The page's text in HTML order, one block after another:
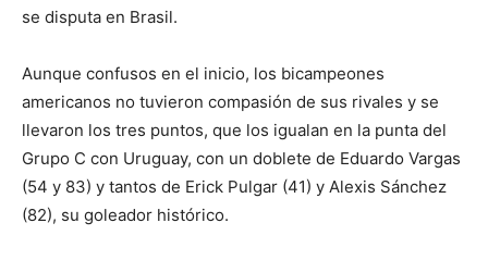
se disputa en Brasil.
Aunque confusos en el inicio, los bicampeones
americanos no tuvieron compasión de sus rivales y se
llevaron los tres puntos, que los igualan en la punta del
Grupo C con Uruguay, con un doblete de Eduardo Vargas
(54 y 83) y tantos de Erick Pulgar (41) y Alexis Sánchez
(82), su goleador histórico.